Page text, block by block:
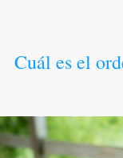
Cuál es el